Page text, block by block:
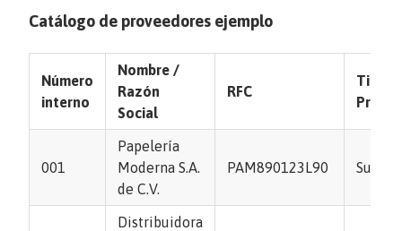
Catálogo de proveedores ejemplo
Número
interno
Nombre /
Razón
Social
RFC
Tipo
001
Papelería
Moderna S.A.
de C.V.
PAM890123L90
Distribuidora